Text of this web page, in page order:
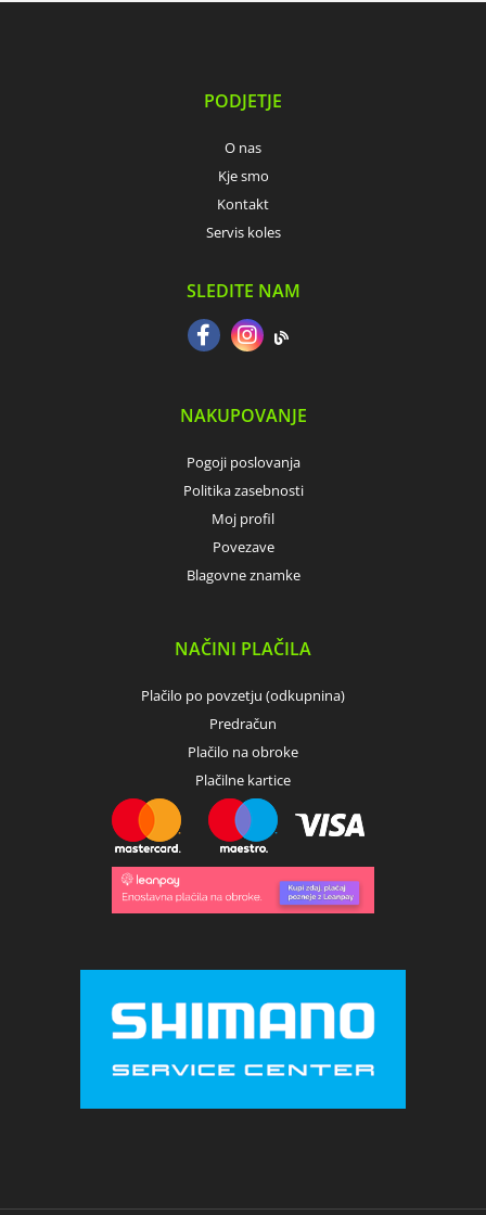
PODJETJE
O nas
Kje smo
Kontakt
Servis koles
SLEDITE NAM
NAKUPOVANJE
Pogoji poslovanja
Politika zasebnosti
Moj profil
Povezave
Blagovne znamke
NAČINI PLAČILA
Plačilo po povzetju (odkupnina)
Predračun
Plačilo na obroke
Plačilne kartice